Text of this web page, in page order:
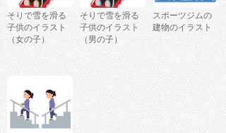
そりで雪を滑る
子供のイラスト
（女の子）
そりで雪を滑る
子供のイラスト
（男の子）
スポーツジムの
建物のイラスト